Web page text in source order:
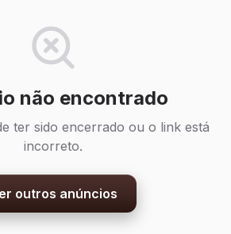
não encontrado
ter sido encerrado ou o link está
incorreto.
outros anúncios